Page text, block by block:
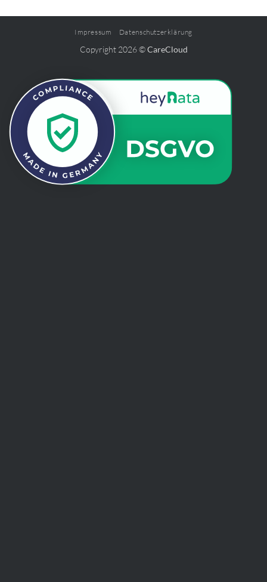
Impressum Datenschutzerklärung
Copyright 2026 ©CareCloud